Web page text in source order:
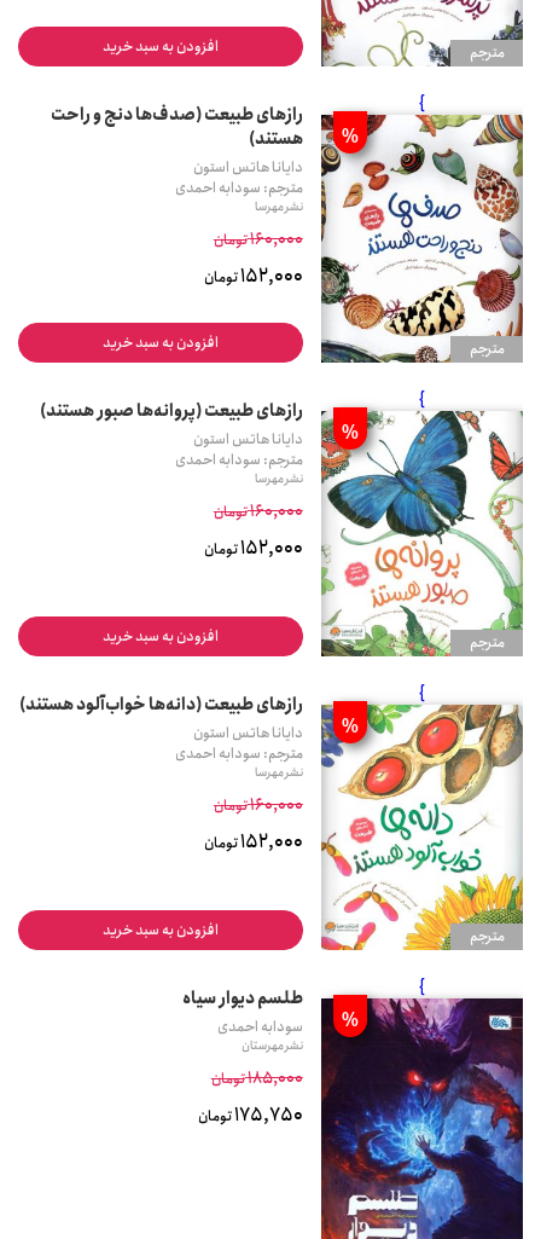
مترجم افزودن به سبد خرید
مترجم
}
%
رازهای طبیعت (صدف‌ها دنج و راحت
هستند)
دایانا هاتس استون
مترجم: سودابه احمدی
نشر مهرسا
160,000تومان
152,000تومان
افزودن به سبد خرید
مترجم
}
%
رازهای طبیعت (پروانه‌ها صبور هستند)
دایانا هاتس استون
مترجم: سودابه احمدی
نشر مهرسا
160,000تومان
152,000تومان
افزودن به سبد خرید
مترجم
}
%
رازهای طبیعت (دانه‌ها خواب‌آلود هستند)
دایانا هاتس استون
مترجم: سودابه احمدی
نشر مهرسا
160,000تومان
152,000تومان
افزودن به سبد خرید
}
%
طلسم دیوار سیاه
سودابه احمدی
نشر مهرستان
185,000تومان
175,750تومان